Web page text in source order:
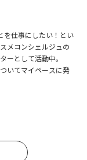
を仕事にしたい！とい
メコンシェルジュの
ーとして活動中。
いてマイペースに発